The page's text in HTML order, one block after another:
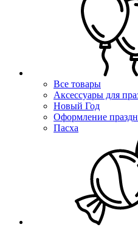
Все товары
Аксессуары для
Новый Год
Оформление
Пасха